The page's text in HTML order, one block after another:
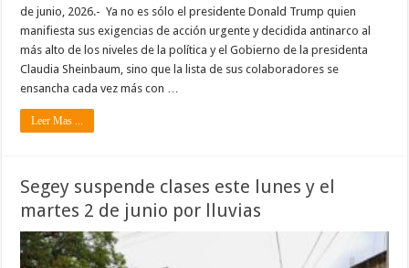
de junio, 2026.- Ya no es sólo el presidente Donald Trump quien
manifiesta sus exigencias de acción urgente y decidida antinarco al
más alto de los niveles de la política y el Gobierno de la presidenta
Claudia Sheinbaum, sino que la lista de sus colaboradores se
ensancha cada vez más con …
Leer Mas ...
Segey suspende clases este lunes y el
martes 2 de junio por lluvias